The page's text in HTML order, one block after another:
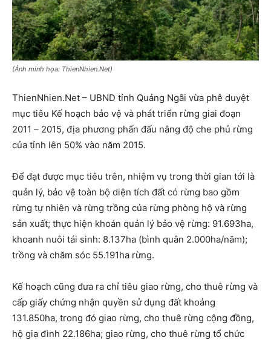
(Ảnh minh họa: ThienNhien.Net)
ThienNhien.Net – UBND tỉnh Quảng Ngãi vừa phê duyệt
mục tiêu Kế hoạch bảo vệ và phát triển rừng giai đoạn
2011 – 2015, địa phương phấn đấu nâng độ che phủ rừng
của tỉnh lên 50% vào năm 2015.
Để đạt được mục tiêu trên, nhiệm vụ trong thời gian tới là
quản lý, bảo vệ toàn bộ diện tích đất có rừng bao gồm
rừng tự nhiên và rừng trồng của rừng phòng hộ và rừng
sản xuất; thực hiện khoán quản lý bảo vệ rừng: 91.693ha,
khoanh nuôi tái sinh: 8.137ha (bình quân 2.000ha/năm);
trồng và chăm sóc 55.191ha rừng.
Kế hoạch cũng đưa ra chỉ tiêu giao rừng, cho thuê rừng và
cấp giấy chứng nhận quyền sử dụng đất khoảng
131.850ha, trong đó giao rừng, cho thuê rừng cộng đồng,
hộ gia đình 22.186ha; giao rừng, cho thuê rừng tổ chức